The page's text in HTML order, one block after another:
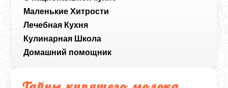
Маленькие Хитрости
Лечебная Кухня
Кулинарная Школа
Домашний помощник